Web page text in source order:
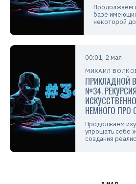
Продолжаем
базе
некоторой
00:01, 2 мая
МИХАИЛ
ПРИКЛАДНОЙ
№34. РЕКУРСИЯ
НЕМНОГО ПРО
Продолжаем
упрощать себе
создания